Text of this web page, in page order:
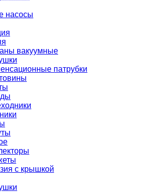
насосы
вакуумные
патрубки
с крышкой